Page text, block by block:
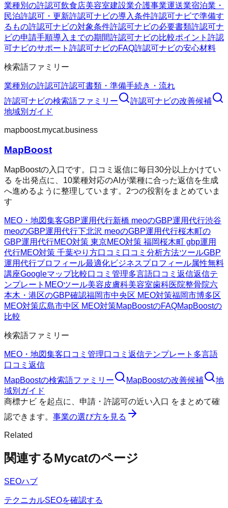
業種別の許認可飲食店美容室建設業介護事業運送業宿泊業・
民泊許認可・更新許認可ナビの導入条件許認可ナビで準備す
るもの許認可ナビの対象条件許認可ナビの必要書類許認可ナ
ビの申請手順導入までの期間許認可ナビの比較ポイント 許認
可ナビのサポート 許認可ナビのFAQ許認可ナビの安心材料
検索語ファミリー
業種別の許認可許認可書類・準備手続き・流れ
許認可ナビの検索語ファミリー 許認可ナビの改善候補
地域別ガイド
mapboost.mycat.business
MapBoost
MapBoostの入口です。口コミ返信に毎日30分以上かけてい
る を出発点に、10業種対応のAIが業種に合った返信を生成
へ進めるように整理しています。2つの役割をまとめていま
す
MEO・地図集客GBP運用代行新橋 meoのGBP運用代行渋谷
meoのGBP運用代行下北沢 meoのGBP運用代行桜木町の
GBP運用代行MEO対策 東京MEO対策 福岡桜木町 gbp運用
代行MEO対策 千葉やり方口コミ 口コミ分析方法ツールGBP
運用代行プロフィール最適化ビジネスプロフィール属性無料
講座Googleマップ比較口コミ管理多言語口コミ返信返信テ
ンプレート MEOツール美容皮膚科美容室歯科医院整骨院六
本木・港区のGBP確認福岡市中央区 MEO対策福岡市博多区
MEO対策広島市中区 MEO対策MapBoostのFAQMapBoostの
比較
検索語ファミリー
MEO・地図集客口コミ管理口コミ返信テンプレート 多言語
口コミ返信
MapBoostの検索語ファミリー MapBoostの改善候補
地
域別ガイド
商標ナビ を起点に、 申請・許認可の近い入口 をまとめて確
認できます。 事業の選び方を見る
Related
関連するMycatのページ
SEOハブ
テクニカルSEOを確認する